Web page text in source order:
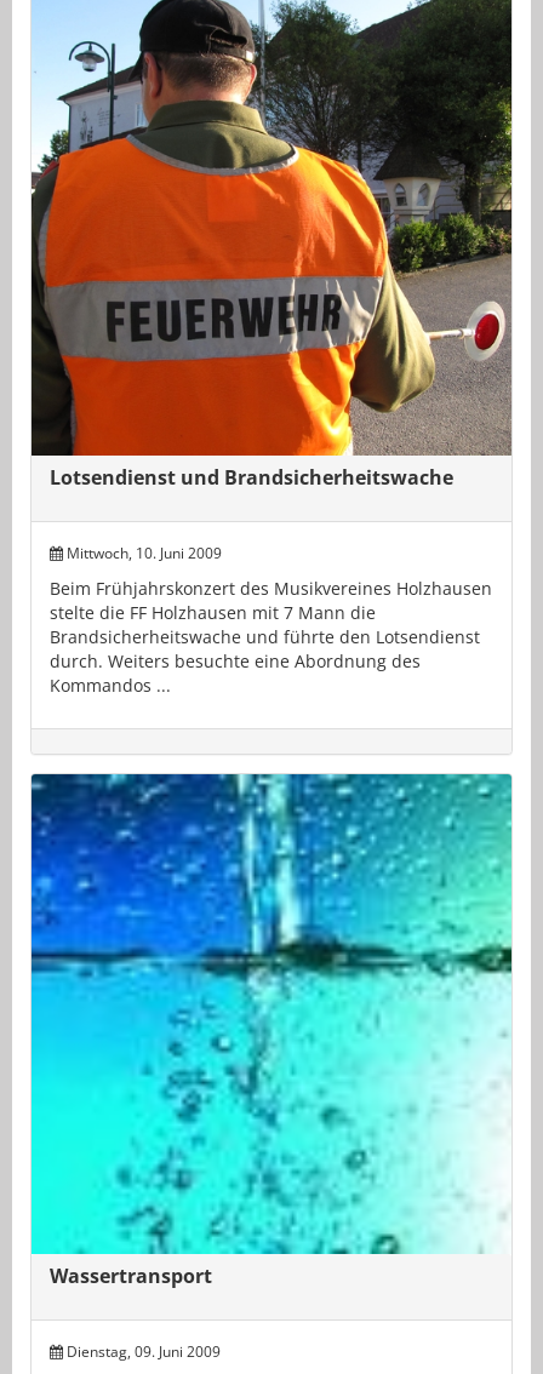
Lotsendienst und Brandsicherheitswache
Mittwoch, 10. Juni 2009
Beim Frühjahrskonzert des Musikvereines Holzhausen
stelte die FF Holzhausen mit 7 Mann die
Brandsicherheitswache und führte den Lotsendienst
durch. Weiters besuchte eine Abordnung des
Kommandos ...
Wassertransport
Dienstag, 09. Juni 2009